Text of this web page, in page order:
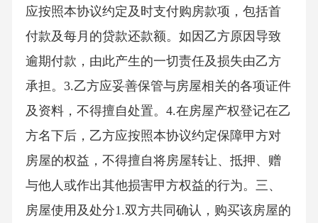
应按照本协议约定及时支付购房款项，包括首
付款及每月的贷款还款额。如因乙方原因导致
逾期付款，由此产生的一切责任及损失由乙方
承担。3.乙方应妥善保管与房屋相关的各项证件
及资料，不得擅自处置。4.在房屋产权登记在乙
方名下后，乙方应按照本协议约定保障甲方对
房屋的权益，不得擅自将房屋转让、抵押、赠
与他人或作出其他损害甲方权益的行为。三、
房屋使用及处分1.双方共同确认，购买该房屋的